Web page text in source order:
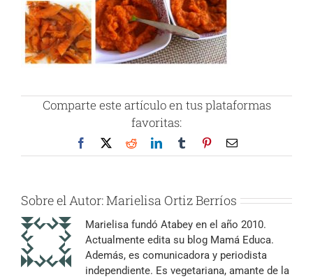
Comparte este artículo en tus plataformas
favoritas:
Facebook RedditLinkedInTumblr PinterestCorreo
electrónico
Sobre el Autor:Marielisa Ortiz Berríos
Marielisa fundó Atabey en el año 2010.
Actualmente edita su blog Mamá Educa.
Además, es comunicadora y periodista
independiente. Es vegetariana, amante de la